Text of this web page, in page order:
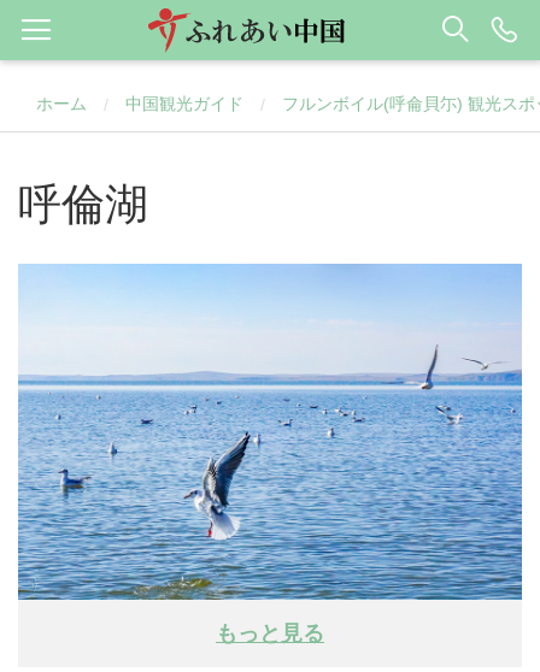
ホーム / 中国観光ガイド / フルンボイル(呼侖貝尓) 観光スポ
呼倫湖
もっと見る